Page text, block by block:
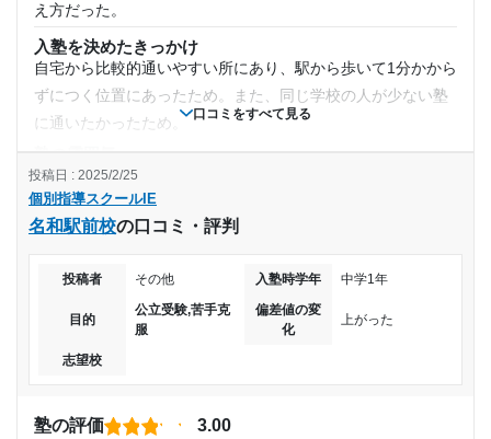
20,001円〜30,000円
目的の達成度
達成
目的の達成理由
自習室があったためいつでも利用できる環境だった。席
の数は少なかったが、空いてないという状況はなかっ
た。
---
授業以外のサポート
塾長は距離が近く、よく面談もしてくれたため、日々のメン
タルがやられずに、安定して勉強に励むことが出来ました
利用詳細
2022年8月〜2023年12月(1年5ヶ月)
口コミをすべて見る
え方だった。
入塾を決めたきっかけ
自宅から比較的通いやすい所にあり、駅から歩いて1分かから
ずにつく位置にあったため。また、同じ学校の人が少ない塾
に通いたかったため。
とても自由
料金
料金は自分では払っていないため不明であるが、他の個別塾
コース・カリキュラム
週一の決まった時間にある授業で、個別塾なので1対2の授業
になることはあったが、少人数で行っていた。コースに関し
ては他の塾と変わらない。
親身で優しい先生が多く、できたら絶対ほめてくれたため、
個別指導スクールIE
名和駅前校の口コミ・評判
投稿日 : 2025/2/25
投稿者 その他 入塾時学年 中学1年
目的
公立受験,苦手克
服
偏差値の変
化
上がった
志望校
塾の評価 3.00